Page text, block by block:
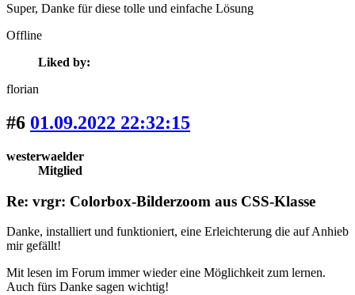
Super, Danke für diese tolle und einfache Lösung
Offline
Liked by:
florian
#6 01.09.2022 22:32:15
westerwaelder
Mitglied
Re: vrgr: Colorbox-Bilderzoom aus CSS-Klasse
Danke, installiert und funktioniert, eine Erleichterung die auf Anhieb
mir gefällt!
Mit lesen im Forum immer wieder eine Möglichkeit zum lernen.
Auch fürs Danke sagen wichtig!